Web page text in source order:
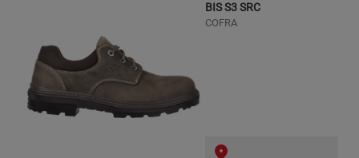
BIS S3 SRC
COFRA